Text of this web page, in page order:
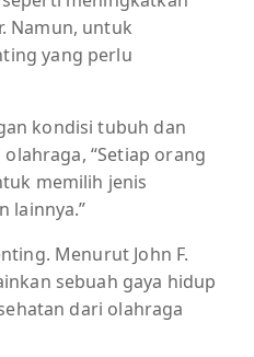
Namun, untuk
yang perlu
kondisi tubuh dan
“Setiap orang
memilih jenis
lainnya.”
Menurut John F.
sebuah gaya hidup
dari olahraga